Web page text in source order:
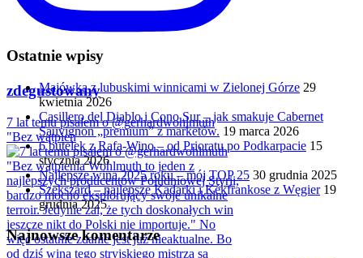
zdegustowany
7 lat temu pisałem o @gerhardwohlmuth
"Bez wątpien
Ostatnie wpisy
Majówka z lubuskimi winnicami w Zielonej Górze 29
kwietnia 2026
Casillero del Diablo i Cono Sur – jak smakuje Cabernet
Sauvignon „premium” z marketów. 19 marca 2026
6 butelek z Rafa-Wino – od Prioratu po Podkarpacie 15
stycznia 2026
Najlepsze wina 2025 roku – mój TOP 25 30 grudnia 2025
Szekszárd – najlepsze Kadarki i Kékfrankose z Węgier 19
grudnia 2025
Najnowsze komentarze